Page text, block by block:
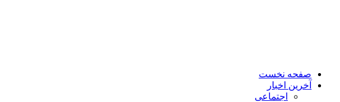
صفحه نخست
آخرین اخبار
اجتماعی